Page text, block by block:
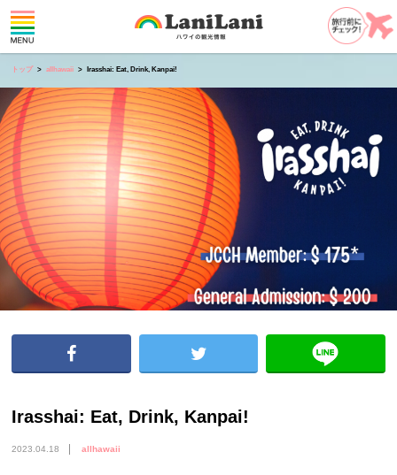
トップ allhawaii Irasshai: Eat, Drink, Kanpai!
Irasshai: Eat, Drink, Kanpai!
2023.04.18 allhawaii